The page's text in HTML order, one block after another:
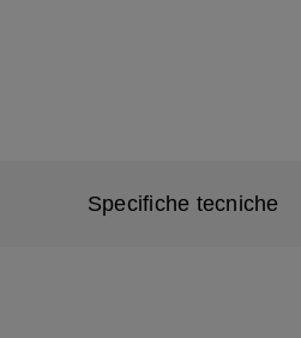
Specifiche tecniche